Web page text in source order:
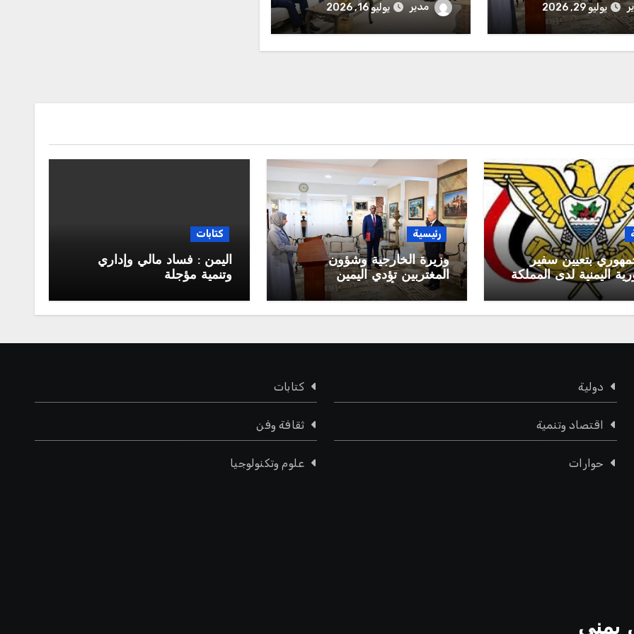
أمام رئيس مجلس
الرئاسي
يوليو 29, 2026
أي تواطؤ جديد لانتهاك السيادة
مدير يوليو 16, 2026
بتعيين سفير
اليمنية لدى المملكة
السعودية
رئيسية
وزيرة الخارجية وشؤون
المغتربين تؤدي اليمين
الدستورية أمام رئيس مجلس
كتابات
اليمن : فساد مالي وإداري
وتنمية مؤجلة
دولية
اقتصاد وتنمية
حوارات
كتابات
ثقافة وفن
علوم وتكنولوجيا
يمني